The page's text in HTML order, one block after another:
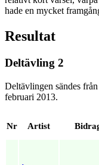
hade en mycket
Resultat
Deltävling 2
Deltävlingen sändes från
februari 2013.
Nr Artist